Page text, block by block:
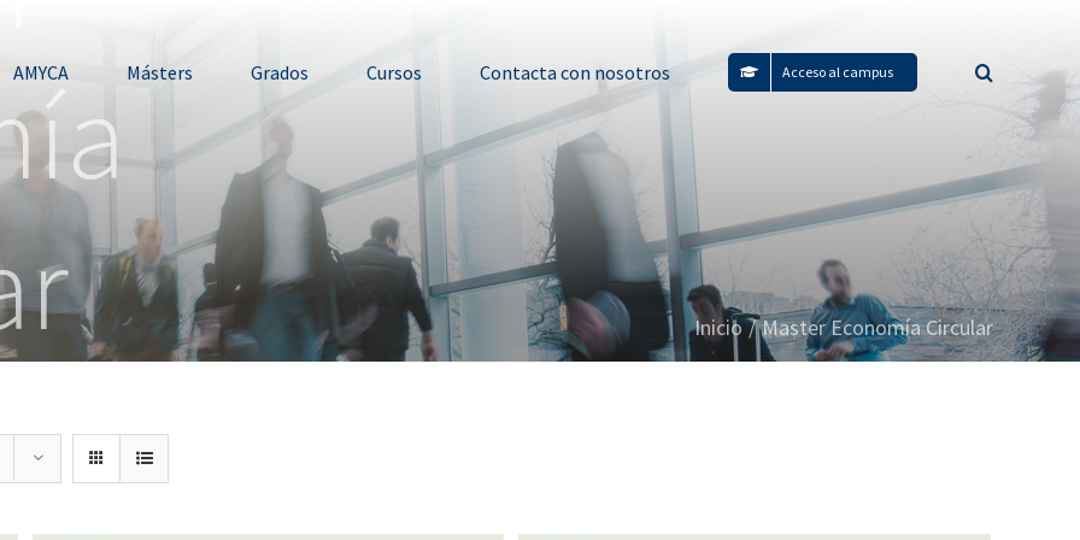
AMYCA Másters Grados Cursos Contacta con nosotros Acceso al campus
Inicio / Master Economía Circular